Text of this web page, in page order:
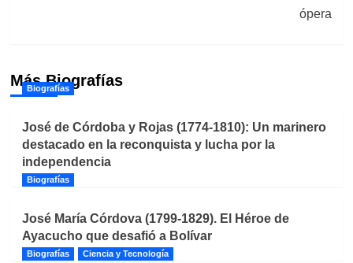
ópera
Más Biografías
Biografías
José de Córdoba y Rojas (1774-1810): Un marinero
destacado en la reconquista y lucha por la
independencia
Biografías
José María Córdova (1799-1829). El Héroe de
Ayacucho que desafió a Bolívar
Biografías Ciencia y Tecnología